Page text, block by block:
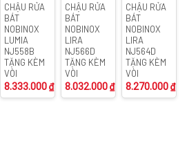
CHẬU RỬA
BÁT
NOBINOX
LUMIA
NJ558B
TẶNG KÈM
VÒI
8.333.000₫
CHẬU RỬA
BÁT
NOBINOX
LIRA
NJ566D
TẶNG KÈM
VÒI
8.032.000₫
CHẬU RỬA
BÁT
NOBINOX
LIRA
NJ564D
TẶNG KÈM
VÒI
8.270.000₫